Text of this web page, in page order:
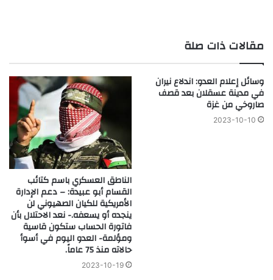
مقالات ذات صلة
وسائل إعلام العدو: اندلاع نيران
في مدينة عسقلان بعد قصف
صاروخي من غزة
2023-10-10
الناطق العسكري باسم كتائب
القسام أبو عبيدة: – دعم الإدارة
الأمريكية للكيان الصهيوني لن
ينجده أو يسعفه.- نعد الاحتلال بأن
فاتورة الحساب ستكون قاسية
ومؤلمة- العدو اليوم في أسوأ
حالاته منذ 75 عاماً.
2023-10-19